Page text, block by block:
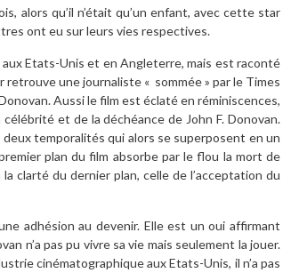
alors qu’il n’était qu’un enfant, avec cette star
ont eu sur leurs vies respectives.
Etats-Unis et en Angleterre, mais est raconté
retrouve une journaliste « sommée » par le Times
Aussi le film est éclaté en réminiscences,
célébrité et de la déchéance de John F. Donovan.
temporalités qui alors se superposent en un
plan du film absorbe par le flou la mort de
clarté du dernier plan, celle de l’acceptation du
adhésion au devenir. Elle est un oui affirmant
n’a pas pu vivre sa vie mais seulement la jouer.
cinématographique aux Etats-Unis, il n’a pas